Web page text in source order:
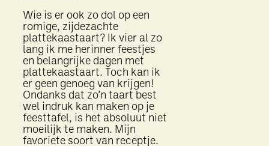
Wie is er ook zo dol op een
romige, zijdezachte
plattekaastaart? Ik vier al zo
lang ik me herinner feestjes
en belangrijke dagen met
plattekaastaart. Toch kan ik
er geen genoeg van krijgen!
Ondanks dat zo’n taart best
wel indruk kan maken op je
feesttafel, is het absoluut niet
moeilijk te maken. Mijn
favoriete soort van receptje.